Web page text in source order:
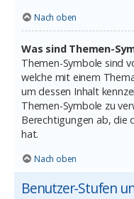
Nach oben
Was sind Themen-
Themen-Symbole sind
welche mit einem
um dessen Inhalt
Themen-Symbole zu
Berechtigungen ab, die
hat.
Nach oben
Benutzer-Stufen